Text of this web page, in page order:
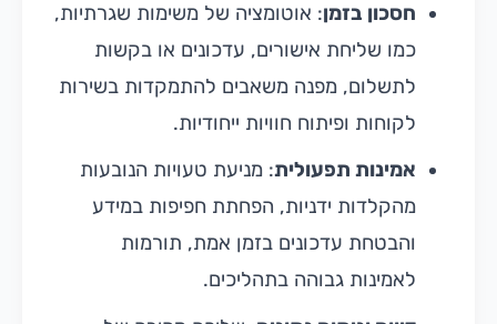
חסכון בזמן: אוטומציה של משימות שגרתיות,
כמו שליחת אישורים, עדכונים או בקשות
לתשלום, מפנה משאבים להתמקדות בשירות
לקוחות ופיתוח חוויות ייחודיות.
אמינות תפעולית: מניעת טעויות הנובעות
מהקלדות ידניות, הפחתת חפיפות במידע
והבטחת עדכונים בזמן אמת, תורמות
לאמינות גבוהה בתהליכים.